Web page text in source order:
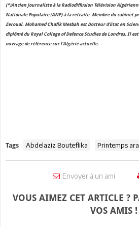
(*)Ancien journaliste à la Radiodiffusion Télévision
Nationale Populaire (ANP) à la retraite. Membre du cabinet
Zeroual. Mohamed Chafik Mesbah est Docteur d’Etat en
diplômé du Royal College of Defence Studies de Londres. Il
ouvrage de référence sur l’Algérie actuelle.
Tags : Abdelaziz Bouteflika Printemps
Envoyer à un ami
VOUS AIMEZ CET ARTICLE ?
VOS AMIS !